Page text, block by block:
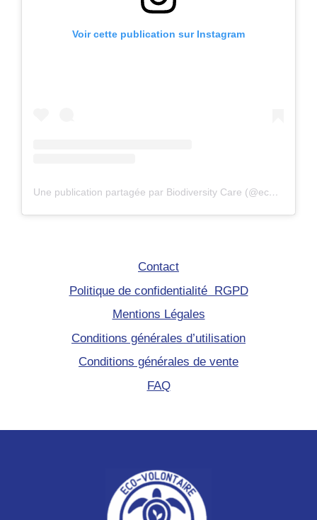
Voir cette publication sur Instagram
Une publication partagée par Biodiversity Care (@eco.volontaire)
Contact
Politique de confidentialité RGPD
Mentions Légales
Conditions générales d’utilisation
Conditions générales de vente
FAQ